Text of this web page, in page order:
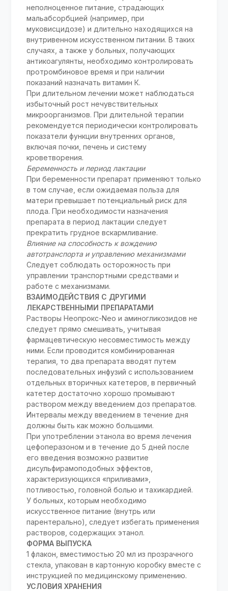
неполноценное питание, страдающих
мальабсорбцией (например, при
муковисцидозе) и длительно находящихся на
внутривенном искусственном питании. В таких
случаях, а также у больных, получающих
антикоагулянты, необходимо контролировать
протромбиновое время и при наличии
показаний назначать витамин К.
При длительном лечении может наблюдаться
избыточный рост нечувствительных
микроорганизмов. При длительной терапии
рекомендуется периодически контролировать
показатели функции внутренних органов,
включая почки, печень и систему
кроветворения.
Беременность и период лактации
При беременности препарат применяют только
в том случае, если ожидаемая польза для
матери превышает потенциальный риск для
плода. При необходимости назначения
препарата в период лактации следует
прекратить грудное вскармливание.
Влияние на способность к вождению
автотранспорта и управлению механизмами
Следует соблюдать осторожность при
управлении транспортными средствами и
работе с механизмами.
ВЗАИМОДЕЙСТВИЯ С ДРУГИМИ
ЛЕКАРСТВЕННЫМИ ПРЕПАРАТАМИ
Растворы Неопрокс-Neo и аминогликозидов не
следует прямо смешивать, учитывая
фармацевтическую несовместимость между
ними. Если проводится комбинированная
терапия, то два препарата вводят путем
последовательных инфузий с использованием
отдельных вторичных катетеров, в первичный
катетер достаточно хорошо промывают
раствором между введением доз препаратов.
Интервалы между введением в течение дня
должны быть как можно большими.
При употреблении этанола во время лечения
цефоперазоном и в течение до 5 дней после
его введения возможно развитие
дисульфирамоподобных эффектов,
характеризующихся «приливами»,
потливостью, головной болью и тахикардией.
У больных, которым необходимо
искусственное питание (внутрь или
парентерально), следует избегать применения
растворов, содержащих этанол.
ФОРМА ВЫПУСКА
1 флакон, вместимостью 20 мл из прозрачного
стекла, упакован в картонную коробку вместе с
инструкцией по медицинскому применению.
УСЛОВИЯ ХРАНЕНИЯ